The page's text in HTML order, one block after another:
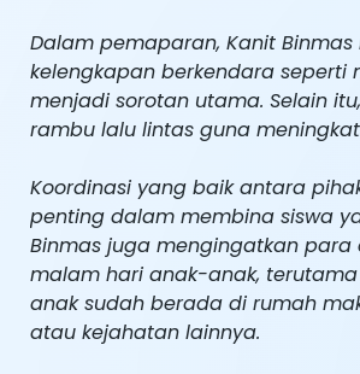
Dalam pemaparan, Kanit
kelengkapan berkendara seperti
menjadi sorotan utama. Selain
rambu lalu lintas guna
Koordinasi yang baik antara
penting dalam membina siswa
Binmas juga mengingatkan
malam hari anak-anak,
anak sudah berada di rumah
atau kejahatan lainnya.